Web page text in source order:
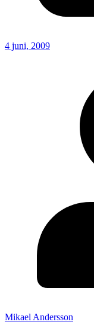
4 juni, 2009
Mikael Andersson